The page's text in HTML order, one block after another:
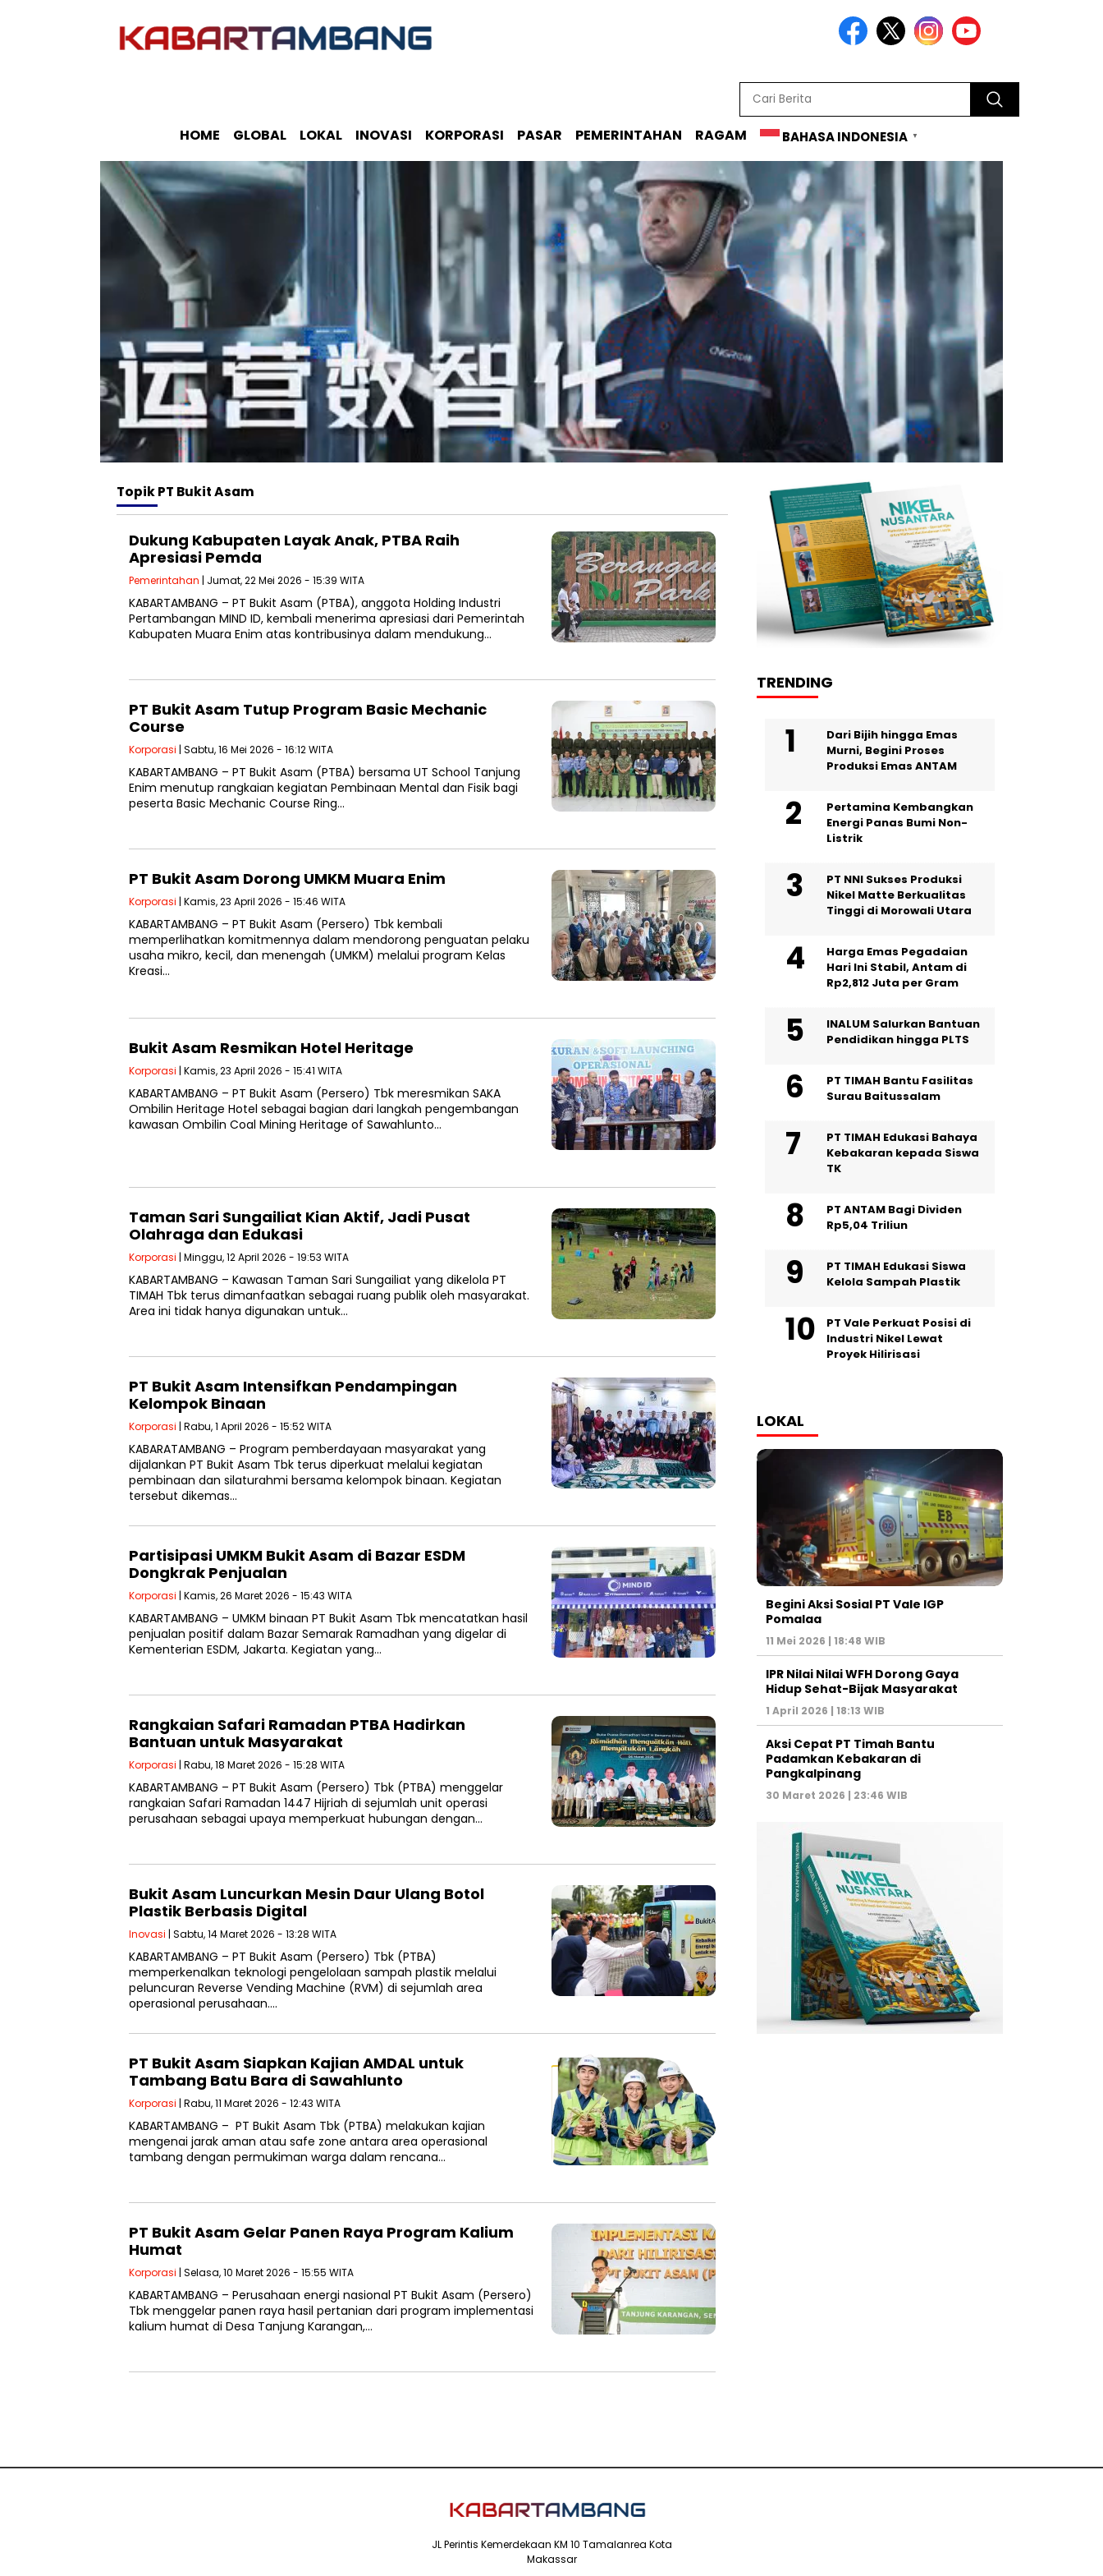
HOME GLOBAL LOKAL INOVASI KORPORASI PASAR PEMERINTAHAN RAGAM BAHASA INDONESIA ▼
TopikPT Bukit Asam
Dukung Kabupaten Layak Anak, PTBA Raih
Apresiasi Pemda
Pemerintahan | Jumat, 22 Mei 2026 - 15:39 WITA
KABARTAMBANG – PT Bukit Asam (PTBA), anggota Holding Industri
Pertambangan MIND ID, kembali menerima apresiasi dari Pemerintah
Kabupaten Muara Enim atas kontribusinya dalam mendukung…
PT Bukit Asam Tutup Program Basic Mechanic
Course
Korporasi | Sabtu, 16 Mei 2026 - 16:12 WITA
KABARTAMBANG – PT Bukit Asam (PTBA) bersama UT School Tanjung
Enim menutup rangkaian kegiatan Pembinaan Mental dan Fisik bagi
peserta Basic Mechanic Course Ring…
PT Bukit Asam Dorong UMKM Muara Enim
Korporasi | Kamis, 23 April 2026 - 15:46 WITA
KABARTAMBANG – PT Bukit Asam (Persero) Tbk kembali
memperlihatkan komitmennya dalam mendorong penguatan pelaku
usaha mikro, kecil, dan menengah (UMKM) melalui program Kelas
Kreasi…
Bukit Asam Resmikan Hotel Heritage
Korporasi | Kamis, 23 April 2026 - 15:41 WITA
KABARTAMBANG – PT Bukit Asam (Persero) Tbk meresmikan SAKA
Ombilin Heritage Hotel sebagai bagian dari langkah pengembangan
kawasan Ombilin Coal Mining Heritage of Sawahlunto…
Taman Sari Sungailiat Kian Aktif, Jadi Pusat
Olahraga dan Edukasi
Korporasi | Minggu, 12 April 2026 - 19:53 WITA
KABARTAMBANG – Kawasan Taman Sari Sungailiat yang dikelola PT
TIMAH Tbk terus dimanfaatkan sebagai ruang publik oleh masyarakat.
Area ini tidak hanya digunakan untuk…
PT Bukit Asam Intensifkan Pendampingan
Kelompok Binaan
Korporasi | Rabu, 1 April 2026 - 15:52 WITA
KABARATAMBANG – Program pemberdayaan masyarakat yang
dijalankan PT Bukit Asam Tbk terus diperkuat melalui kegiatan
pembinaan dan silaturahmi bersama kelompok binaan. Kegiatan
tersebut dikemas…
Partisipasi UMKM Bukit Asam di Bazar ESDM
Dongkrak Penjualan
Korporasi | Kamis, 26 Maret 2026 - 15:43 WITA
KABARTAMBANG – UMKM binaan PT Bukit Asam Tbk mencatatkan hasil
penjualan positif dalam Bazar Semarak Ramadhan yang digelar di
Kementerian ESDM, Jakarta. Kegiatan yang…
Rangkaian Safari Ramadan PTBA Hadirkan
Bantuan untuk Masyarakat
Korporasi | Rabu, 18 Maret 2026 - 15:28 WITA
KABARTAMBANG – PT Bukit Asam (Persero) Tbk (PTBA) menggelar
rangkaian Safari Ramadan 1447 Hijriah di sejumlah unit operasi
perusahaan sebagai upaya memperkuat hubungan dengan…
Bukit Asam Luncurkan Mesin Daur Ulang Botol
Plastik Berbasis Digital
Inovasi | Sabtu, 14 Maret 2026 - 13:28 WITA
KABARTAMBANG – PT Bukit Asam (Persero) Tbk (PTBA)
memperkenalkan teknologi pengelolaan sampah plastik melalui
peluncuran Reverse Vending Machine (RVM) di sejumlah area
operasional perusahaan….
PT Bukit Asam Siapkan Kajian AMDAL untuk
Tambang Batu Bara di Sawahlunto
Korporasi | Rabu, 11 Maret 2026 - 12:43 WITA
KABARTAMBANG – PT Bukit Asam Tbk (PTBA) melakukan kajian
mengenai jarak aman atau safe zone antara area operasional
tambang dengan permukiman warga dalam rencana…
PT Bukit Asam Gelar Panen Raya Program Kalium
Humat
Korporasi | Selasa, 10 Maret 2026 - 15:55 WITA
KABARTAMBANG – Perusahaan energi nasional PT Bukit Asam (Persero)
Tbk menggelar panen raya hasil pertanian dari program implementasi
kalium humat di Desa Tanjung Karangan,…
TRENDING
Dari Bijih hingga Emas
Murni, Begini Proses
Produksi Emas ANTAM
Pertamina Kembangkan
Energi Panas Bumi Non-
Listrik
PT NNI Sukses Produksi
Nikel Matte Berkualitas
Tinggi di Morowali Utara
Harga Emas Pegadaian
Hari Ini Stabil, Antam di
Rp2,812 Juta per Gram
INALUM Salurkan Bantuan
Pendidikan hingga PLTS
PT TIMAH Bantu Fasilitas
Surau Baitussalam
PT TIMAH Edukasi Bahaya
Kebakaran kepada Siswa
TK
PT ANTAM Bagi Dividen
Rp5,04 Triliun
PT TIMAH Edukasi Siswa
Kelola Sampah Plastik
PT Vale Perkuat Posisi di
Industri Nikel Lewat
Proyek Hilirisasi
LOKAL
Begini Aksi Sosial PT Vale IGP
Pomalaa
11 Mei 2026 | 18:48 WIB
IPR Nilai Nilai WFH Dorong Gaya
Hidup Sehat-Bijak Masyarakat
1 April 2026 | 18:13 WIB
Aksi Cepat PT Timah Bantu
Padamkan Kebakaran di
Pangkalpinang
30 Maret 2026 | 23:46 WIB
JL Perintis Kemerdekaan KM 10 Tamalanrea Kota
Makassar